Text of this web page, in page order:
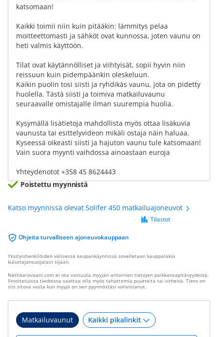
katsomaan!
Kaikki toimii niin kuin pitääkin: lämmitys pelaa
moitteettomasti ja sähköt ovat kunnossa, joten vaunu on
heti valmis käyttöön.
Tilat ovat käytännölliset ja viihtyisät, sopii hyvin niin
reissuun kuin pidempäänkin oleskeluun.
Kaikin puolin tosi siisti ja ryhdikäs vaunu, jota on pidetty
huolella. Tästä siisti ja toimiva matkailuvaunu
seuraavalle omistajalle ilman suurempia huolia.
Kysymällä lisätietoja mahdollista myös ottaa lisäkuvia
vaunusta tai esittelyvideon mikäli ostaja näin haluaa.
Kyseessä oikeasti siisti ja hajuton vaunu tule katsomaan!
Vain suora myynti vaihdossa ainoastaan euroja
Yhteydenotot +358 45 8624443
Poistettu myynnistä
Katso myynnissä olevat Solifer 450 matkailuajoneuvot
Ohjeita turvalliseen ajoneuvokauppaan
Tilastot
Yksityishenkilöiden välisessä kaupankäynnissä sovelletaan kauppalakia
kuluttajansuojalain sijaan.
Nettikaravaani.com ei ota vastuuta myyjän antamien tietojen paikkansapitävyydestä.
Ilmoitetuissa tiedoissa saattaa olla myös tahattomia puutteita tai virheitä. Tieto on
siis sitova vasta kun myyjä on sen pyynnöstäsi vahvistanut.
Matkailuvaunut